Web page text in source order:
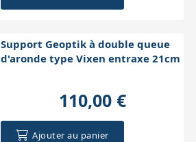
Support Geoptik à double queue
d'aronde type Vixen entraxe 21cm
110,00 €
Ajouter au panier